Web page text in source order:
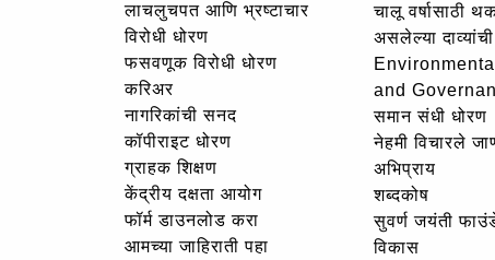
लाचलुचपत आणि भ्रष्टाचार
विरोधी धोरण
फसवणूक विरोधी धोरण
करिअर
नागरिकांची सनद
कॉपीराइट धोरण
ग्राहक शिक्षण
केंद्रीय दक्षता आयोग
फॉर्म डाउनलोड करा
आमच्या जाहिराती पहा
चालू वर्षासाठी
असलेल्या
and
समान संधी धोरण
नेहमी विचारले
अभिप्राय
शब्दकोष
सुवर्ण जयंती
विकास